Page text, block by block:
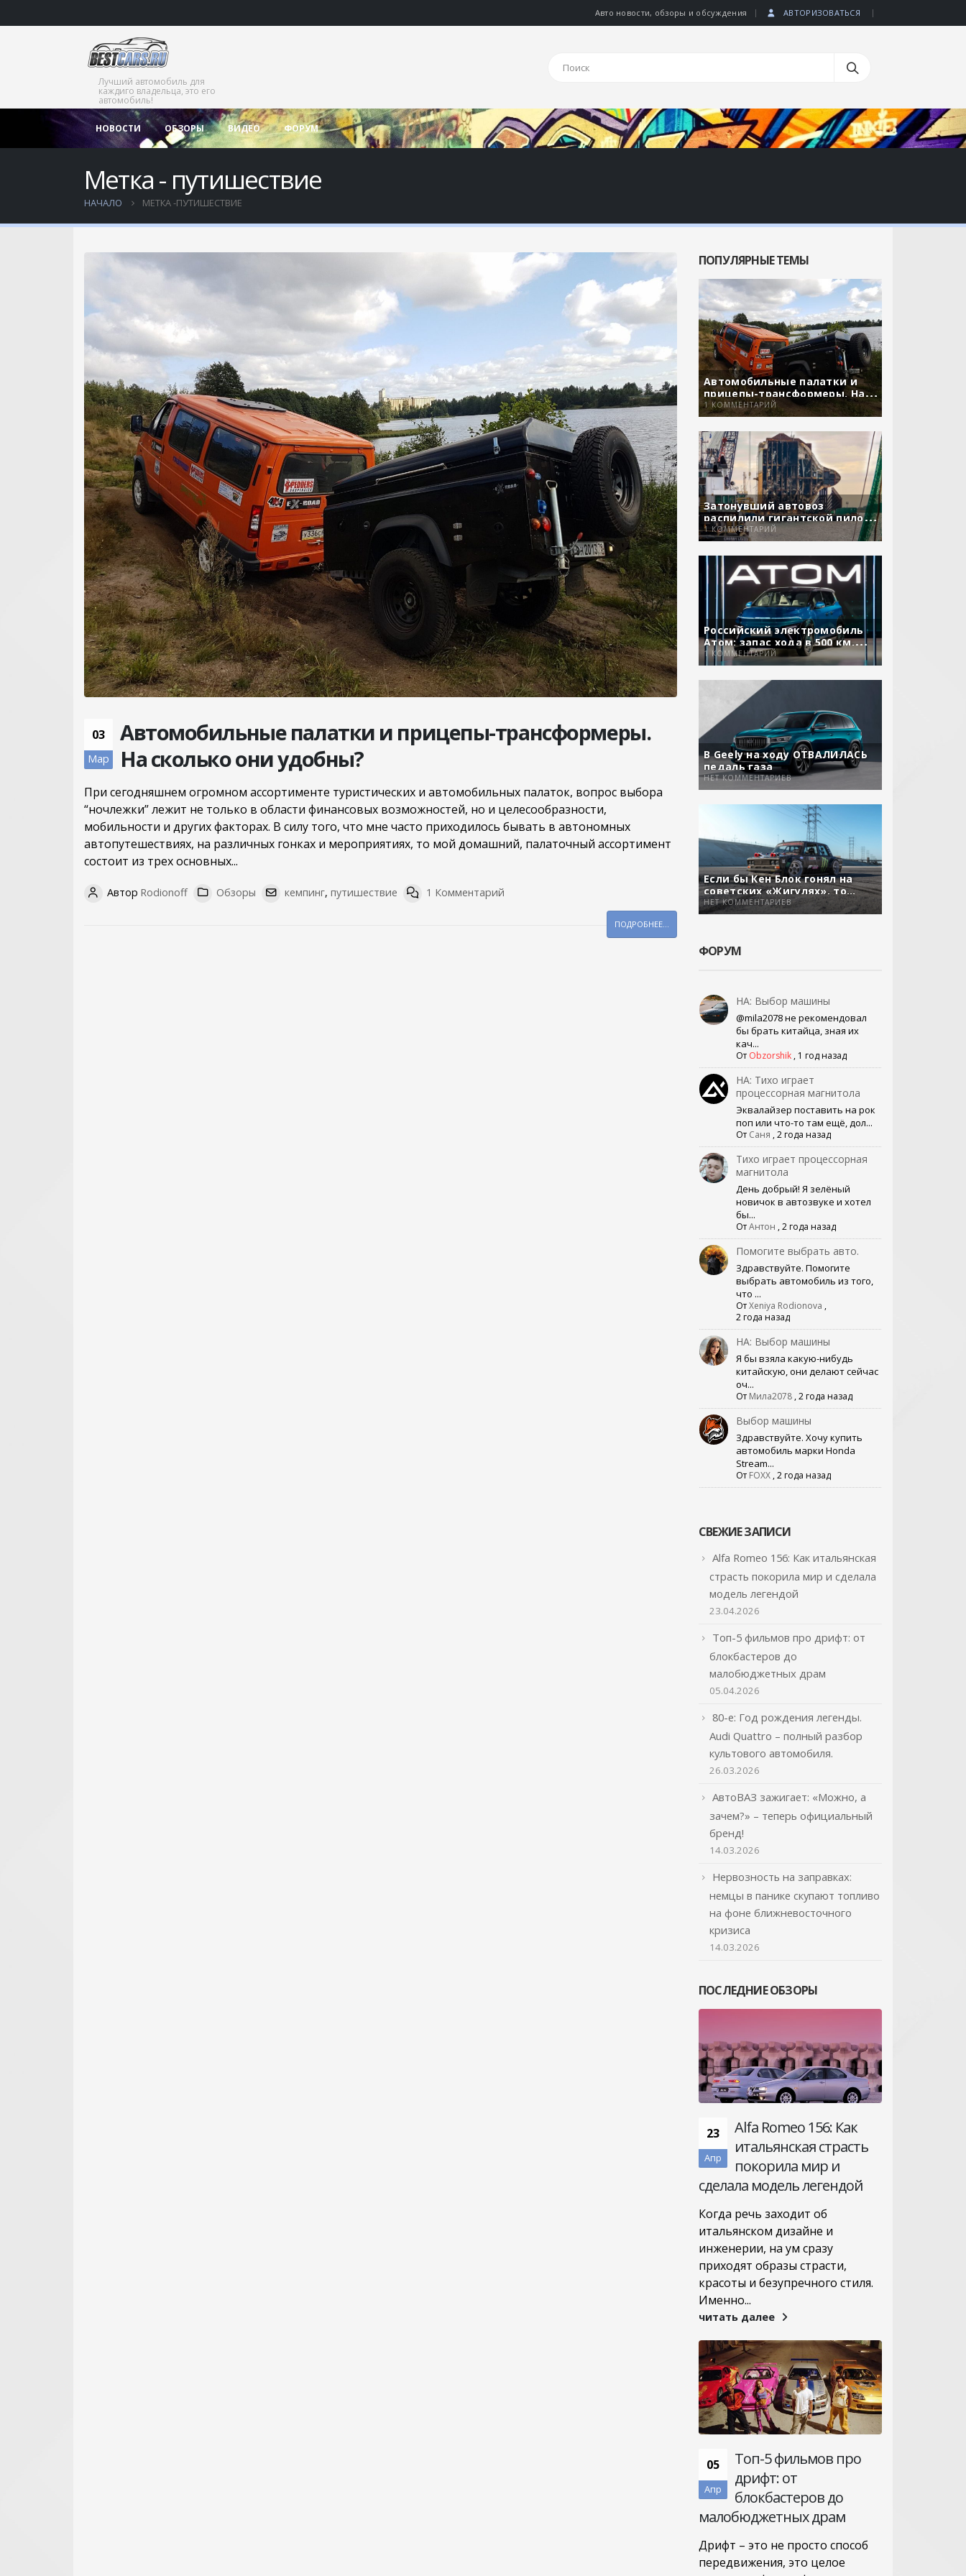
Авто новости, обзоры и обсуждения | АВТОРИЗОВАТЬСЯ |
Лучший автомобиль для
каждиго владельца, это его
автомобиль!
НОВОСТИ ОБЗОРЫ ВИДЕО ФОРУМ
Метка - путишествие
НАЧАЛО МЕТКА -ПУТИШЕСТВИЕ
03
Мар
Автомобильные палатки и прицепы-трансформеры.
На сколько они удобны?
При сегодняшнем огромном ассортименте туристических и автомобильных палаток, вопрос выбора
“ночлежки” лежит не только в области финансовых возможностей, но и целесообразности,
мобильности и других факторах. В силу того, что мне часто приходилось бывать в автономных
автопутешествиях, на различных гонках и мероприятиях, то мой домашний, палаточный ассортимент
состоит из трех основных...
Автор Rodionoff Обзоры кемпинг, путишествие 1 Комментарий
ПОДРОБНЕЕ...
ПОПУЛЯРНЫЕ ТЕМЫ
Автомобильные палатки и
прицепы-трансформеры. На
сколько они удобны?
1 КОММЕНТАРИЙ
Затонувший автовоз
распилили гигантской пилой
вместе с машинами
1 КОММЕНТАРИЙ
Российский электромобиль
Атом: запас хода в 500 км,
задний привод и свой софт
1 КОММЕНТАРИЙ
В Geely на ходу ОТВАЛИЛАСЬ
педаль газа
НЕТ КОММЕНТАРИЕВ
Если бы Кен Блок гонял на
советских «Жигулях», то…
НЕТ КОММЕНТАРИЕВ
ФОРУМ
НА: Выбор машины
@mila2078 не рекомендовал
бы брать китайца, зная их
кач...
От Obzorshik, 1 год назад
НА: Тихо играет
процессорная магнитола
Эквалайзер поставить на рок
поп или что-то там ещё, дол...
От Саня ,2 года назад
Тихо играет процессорная
магнитола
День добрый! Я зелёный
новичок в автозвуке и хотел
бы...
ОтАнтон ,2 года назад
Помогите выбрать авто.
Здравствуйте. Помогите
выбрать автомобиль из того,
что ...
ОтXeniya Rodionova ,
2 года назад
НА: Выбор машины
Я бы взяла какую-нибудь
китайскую, они делают сейчас
оч...
От Мила2078,2 года назад
Выбор машины
Здравствуйте. Хочу купить
автомобиль марки Honda
Stream...
От FOXX,2 года назад
СВЕЖИЕ ЗАПИСИ
Alfa Romeo 156: Как итальянская
страсть покорила мир и сделала
модель легендой
23.04.2026
Топ-5 фильмов про дрифт: от
блокбастеров до
малобюджетных драм
05.04.2026
80-е: Год рождения легенды.
Audi Quattro – полный разбор
культового автомобиля.
26.03.2026
АвтоВАЗ зажигает: «Можно, а
зачем?» – теперь официальный
бренд!
14.03.2026
Нервозность на заправках:
немцы в панике скупают топливо
на фоне ближневосточного
кризиса
14.03.2026
ПОСЛЕДНИЕ ОБЗОРЫ
23
Апр
Alfa Romeo 156: Как
итальянская страсть
покорила мир и
сделала модель легендой
Когда речь заходит об
итальянском дизайне и
инженерии, на ум сразу
приходят образы страсти,
красоты и безупречного стиля.
Именно...
читать далее
05
Апр
Топ-5 фильмов про
дрифт: от
блокбастеров до
малобюджетных драм
Дрифт – это не просто способ
передвижения, это целое